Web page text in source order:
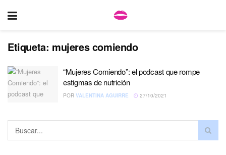
Etiqueta: mujeres comiendo
“Mujeres Comiendo”: el podcast que rompe
estigmas de nutrición
POR VALENTINA AGUIRRE 27/10/2021